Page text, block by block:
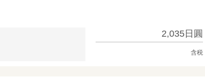
2,035日圓
含税